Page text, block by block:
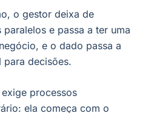
o gestor deixa de
e passa a ter uma
e o dado passa a
decisões.
processos
ela começa com o